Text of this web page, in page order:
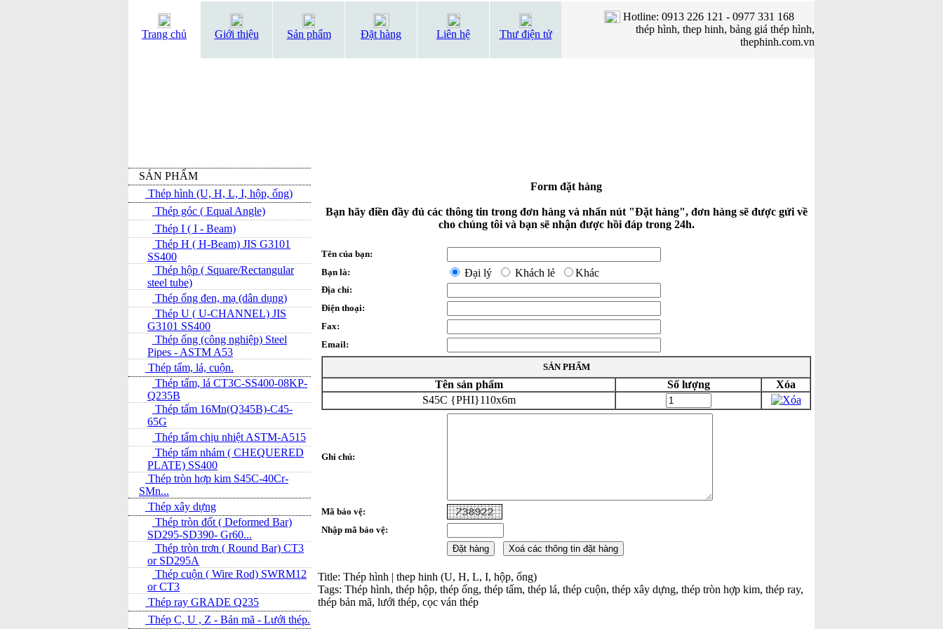
Trang chủ Giới thiệu Sản phẩm Đặt hàng Liên hệ Thư điện tử
Hotline: 0913 226 121 - 0977 331 168
thép hình, thep hinh, bảng giá thép hình,
thephinh.com.vn
SẢN PHẨM
Thép hình (U, H, L, I, hộp, ống)
Thép góc ( Equal Angle)
Thép I ( I - Beam)
Thép H ( H-Beam) JIS G3101
SS400
Thép hộp ( Square/Rectangular
steel tube)
Thép ống đen, mạ (dân dụng)
Thép U ( U-CHANNEL) JIS
G3101 SS400
Thép ống (công nghiệp) Steel
Pipes - ASTM A53
Thép tấm, lá, cuộn.
Thép tấm, lá CT3C-SS400-08KP-
Q235B
Thép tấm 16Mn(Q345B)-C45-
65G
Thép tấm chịu nhiệt ASTM-A515
Thép tấm nhám ( CHEQUERED
PLATE) SS400
Thép tròn hợp kim S45C-40Cr-
SMn...
Thép xây dựng
Thép tròn đốt ( Deformed Bar)
SD295-SD390- Gr60...
Thép tròn trơn ( Round Bar) CT3
or SD295A
Thép cuộn ( Wire Rod) SWRM12
or CT3
Thép ray GRADE Q235
Thép C, U , Z - Bản mã - L­ưới thép.
Form đặt hàng
Bạn hãy điền đầy đủ các thông tin trong đơn hàng và nhấn nút "Đặt hàng", đơn hàng sẽ được gửi về
cho chúng tôi và bạn sẽ nhận được hồi đáp trong 24h.
Tên của bạn:
Bạn là:
Đại lý Khách lẻ Khác
Địa chỉ:
Điện thoại:
Fax:
Email:
SẢN PHẨM
Tên sản phẩm Số lượng
Xóa
S45C {PHI}110x6m
Ghi chú:
Mã bảo vệ:
Nhập mã bảo vệ:
Title: Thép hình | thep hinh (U, H, L, I, hộp, ống)
Tags: Thép hình, thép hộp, thép ống, thép tấm, thép lá, thép cuộn, thép xây dựng, thép tròn hợp kim, thép ray,
thép bản mã, lưới thép, cọc ván thép